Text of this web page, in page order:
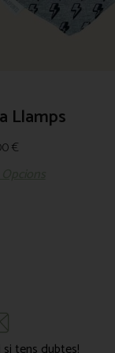
Llamps
€